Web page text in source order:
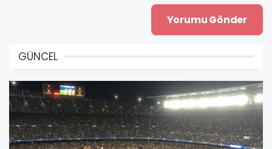
GÜNCEL